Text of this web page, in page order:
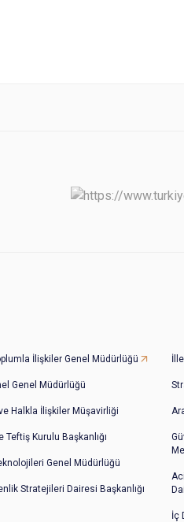
İlişkiler Genel Müdürlüğü
Genel Müdürlüğü
Halkla İlişkiler Müşavirliği
Teftiş Kurulu Başkanlığı
Genel Müdürlüğü
Stratejileri Dairesi Başkanlığı
İç